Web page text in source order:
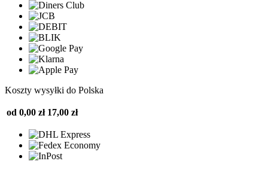
Koszty wysyłki do Polska
od 0,00 zł 17,00 zł